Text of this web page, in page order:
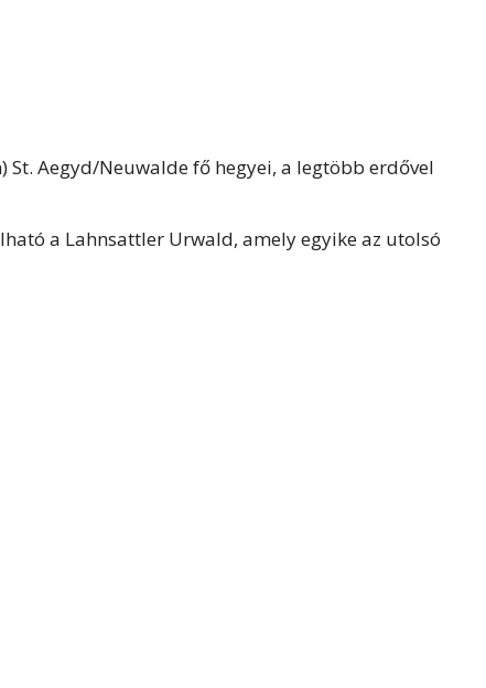
St. Aegyd/Neuwalde fő hegyei, a legtöbb erdővel
a Lahnsattler Urwald, amely egyike az utolsó